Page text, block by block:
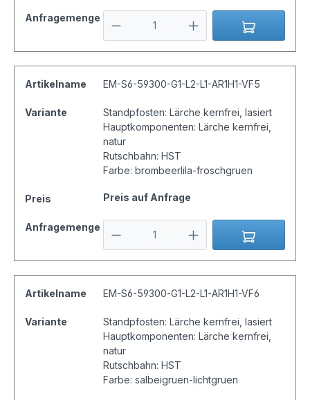
Anfragemenge
Artikelname EM-S6-59300-G1-L2-L1-AR1H1-VF5
Variante
Standpfosten: Lärche kernfrei, lasiert
Hauptkomponenten: Lärche kernfrei,
natur
Rutschbahn: HST
Farbe: brombeerlila-froschgruen
Preis Preis auf Anfrage
Anfragemenge
Artikelname EM-S6-59300-G1-L2-L1-AR1H1-VF6
Variante
Standpfosten: Lärche kernfrei, lasiert
Hauptkomponenten: Lärche kernfrei,
natur
Rutschbahn: HST
Farbe: salbeigruen-lichtgruen